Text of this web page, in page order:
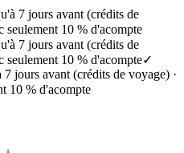
7 jours avant (crédits de
seulement 10 % d'acompte
7 jours avant (crédits de
seulement 10 % d'acompte✓
jours avant (crédits de voyage) ·
10 % d'acompte